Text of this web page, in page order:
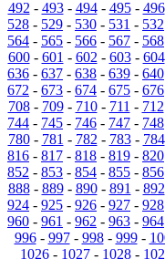
492 - 493- 494- 495- 496
528 - 529 - 530 - 531 - 532
564 - 565 - 566 - 567 - 568
600- 601 - 602 - 603- 604
636 - 637 - 638 - 639 - 640
672 - 673 - 674 - 675 - 676
708- 709- 710- 711 - 712
744 - 745 - 746 - 747 - 748
780- 781 - 782 - 783- 784
816 - 817 - 818 - 819 - 820
852 - 853 - 854 - 855 - 856
888- 889- 890- 891 - 892
924 - 925 - 926 - 927 - 928
960 - 961 - 962 - 963 - 964
996- 997- 998- 999-
1026- 1027- 1028-